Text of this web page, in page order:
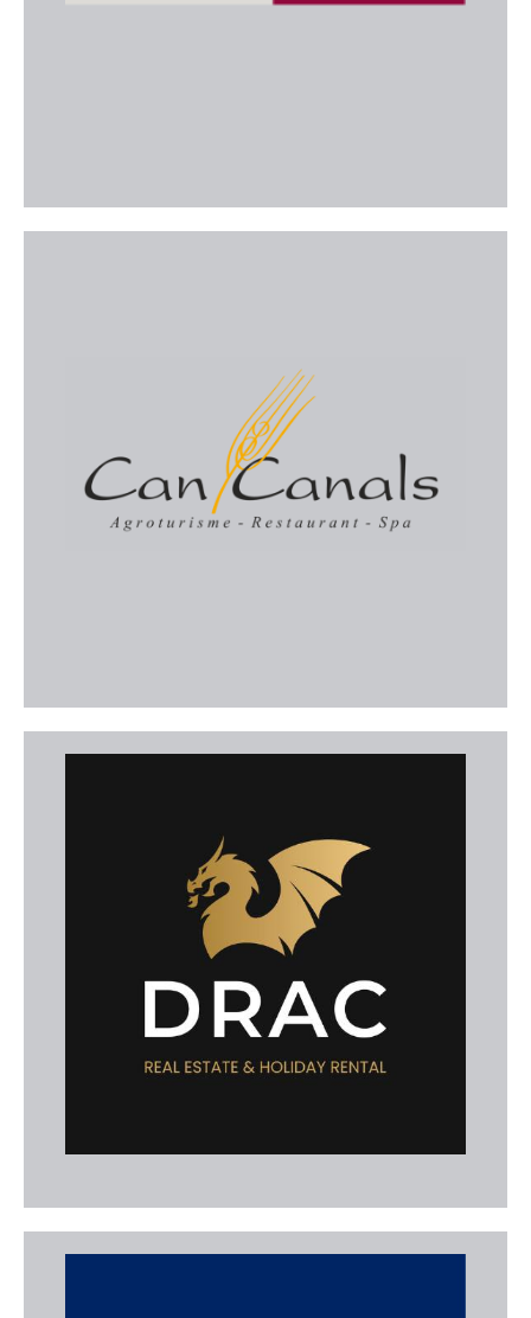
Agroturisme Can Canals
Agroturisme rural situat a Campos, ideal per als que
busquen descans i natura a l'entorn del Parc
Natural des Trenc. Combinen tradició mallorquina,
benestar i turisme sostenible.
Drac Real Estate
Immobiliària familiar amb més de 35 anys
d'experiència en la compravenda i lloguer de
propietats a Santanyí i al sud-est de Mallorca.
catàleg d'immobles a zones com Cala Figuera,
Porto Petro o Cala d'Or.